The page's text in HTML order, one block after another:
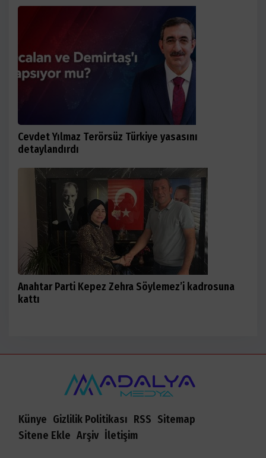
Cevdet Yılmaz Terörsüz Türkiye yasasını
detaylandırdı
Anahtar Parti Kepez Zehra Söylemez’i kadrosuna
kattı
Künye Gizlilik Politikası RSS Sitemap
Sitene Ekle Arşiv İletişim